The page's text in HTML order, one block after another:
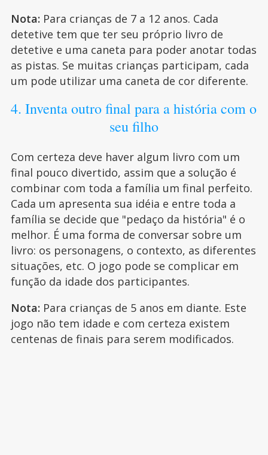
Nota: Para crianças de 7 a 12 anos. Cada
detetive tem que ter seu próprio livro de
detetive e uma caneta para poder anotar todas
as pistas. Se muitas crianças participam, cada
um pode utilizar uma caneta de cor diferente.
4. Inventa outro final para a história com o
seu filho
Com certeza deve haver algum livro com um
final pouco divertido, assim que a solução é
combinar com toda a família um final perfeito.
Cada um apresenta sua idéia e entre toda a
família se decide que "pedaço da história" é o
melhor. É uma forma de conversar sobre um
livro: os personagens, o contexto, as diferentes
situações, etc. O jogo pode se complicar em
função da idade dos participantes.
Nota: Para crianças de 5 anos em diante. Este
jogo não tem idade e com certeza existem
centenas de finais para serem modificados.